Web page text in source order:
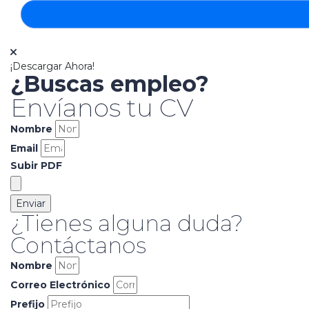
¡Descargar Ahora!
¿Buscas empleo?
Envíanos tu CV
Nombre
Email
Subir PDF
Enviar
¿Tienes alguna duda?
Contáctanos
Nombre
Correo Electrónico
Prefijo